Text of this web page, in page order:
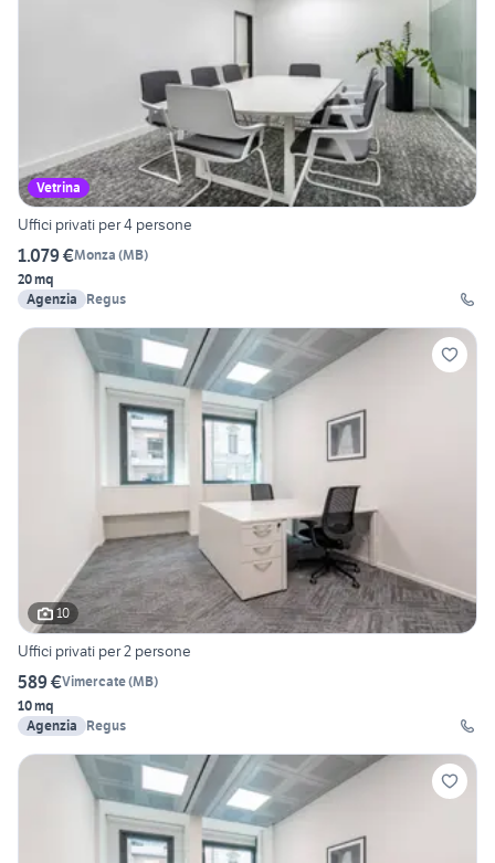
Vetrina
Uffici privati per 4 persone
1.079 €Monza (MB)
20 mq
Agenzia
Regus
10
Uffici privati per 2 persone
589 €Vimercate(MB)
10 mq
Agenzia
Regus